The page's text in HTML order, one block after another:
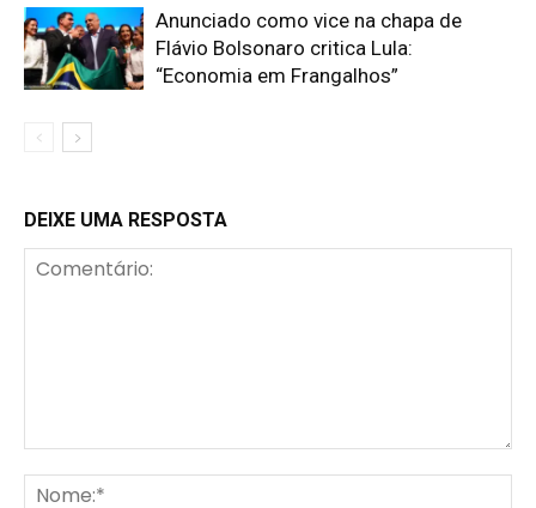
Anunciado como vice na chapa de
Flávio Bolsonaro critica Lula:
“Economia em Frangalhos”
DEIXE UMA RESPOSTA